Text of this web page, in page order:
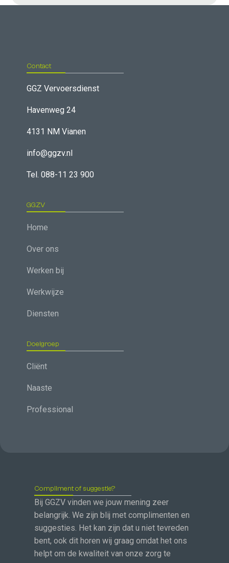
Contact
GGZ Vervoersdienst
Havenweg 24
4131 NM Vianen
info@ggzv.nl
Tel. 088-11 23 900
GGZV
Home
Over ons
Werken bij
Werkwijze
Diensten
Doelgroep
Cliënt
Naaste
Professional
Compliment of suggestie?
Bij GGZV vinden we jouw mening zeer
belangrijk. We zijn blij met complimenten en
suggesties. Het kan zijn dat u niet tevreden
bent, ook dit horen wij graag omdat het ons
helpt om de kwaliteit van onze zorg te